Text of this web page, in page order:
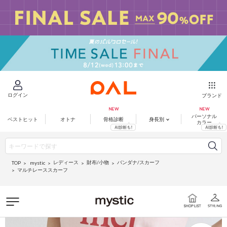
ログイン ブランド
ベストヒット オトナ 骨格診断 身長別
パーソナル
カラー
TOP mystic レディース 財布/小物
バンダナ/スカーフ
マルチレーススカーフ